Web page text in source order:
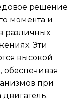
решение
момента и
различных
Эти
высокой
обеспечивая
при